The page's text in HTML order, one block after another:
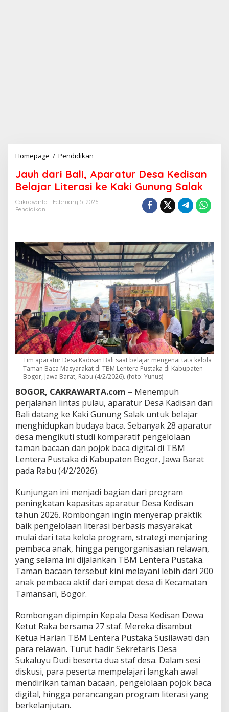
Homepage / Pendidikan
u
h
d
a
l
i
,
A
p
a
r
a
t
u
r
D
e
s
a
K
e
d
i
s
a
n
B
e
l
a
r
L
i
t
e
r
a
s
i
a
k
i
G
u
n
u
n
g
S
Jauh dari Bali, Aparatur Desa Kedisan
Belajar Literasi ke Kaki Gunung Salak
Cakrawarta
February 5, 2026
Pendidikan
Tim aparatur Desa Kadisan Bali saat belajar mengenai tata kelola
Taman Baca Masyarakat di TBM Lentera Pustaka di Kabupaten
Bogor, Jawa Barat, Rabu (4/2/2026). (foto: Yunus)
BOGOR, CAKRAWARTA.com – Menempuh
perjalanan lintas pulau, aparatur Desa Kadisan dari
Bali datang ke Kaki Gunung Salak untuk belajar
menghidupkan budaya baca. Sebanyak 28 aparatur
desa mengikuti studi komparatif pengelolaan
taman bacaan dan pojok baca digital di TBM
Lentera Pustaka di Kabupaten Bogor, Jawa Barat
pada Rabu (4/2/2026).
Kunjungan ini menjadi bagian dari program
peningkatan kapasitas aparatur Desa Kedisan
tahun 2026. Rombongan ingin menyerap praktik
baik pengelolaan literasi berbasis masyarakat
mulai dari tata kelola program, strategi menjaring
pembaca anak, hingga pengorganisasian relawan,
yang selama ini dijalankan TBM Lentera Pustaka.
Taman bacaan tersebut kini melayani lebih dari 200
anak pembaca aktif dari empat desa di Kecamatan
Tamansari, Bogor.
Rombongan dipimpin Kepala Desa Kedisan Dewa
Ketut Raka bersama 27 staf. Mereka disambut
Ketua Harian TBM Lentera Pustaka Susilawati dan
para relawan. Turut hadir Sekretaris Desa
Sukaluyu Dudi beserta dua staf desa. Dalam sesi
diskusi, para peserta mempelajari langkah awal
mendirikan taman bacaan, pengelolaan pojok baca
digital, hingga perancangan program literasi yang
berkelanjutan.